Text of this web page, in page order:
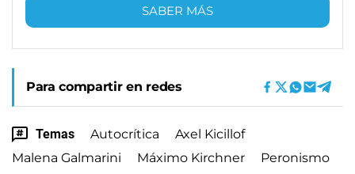
SABER MÁS
Para compartir en redes
Temas Autocrítica
Axel Kicillof
Malena Galmarini
Máximo Kirchner Peronismo